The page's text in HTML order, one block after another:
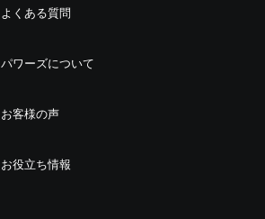
よくある質問
パワーズについて
お客様の声
お役立ち情報